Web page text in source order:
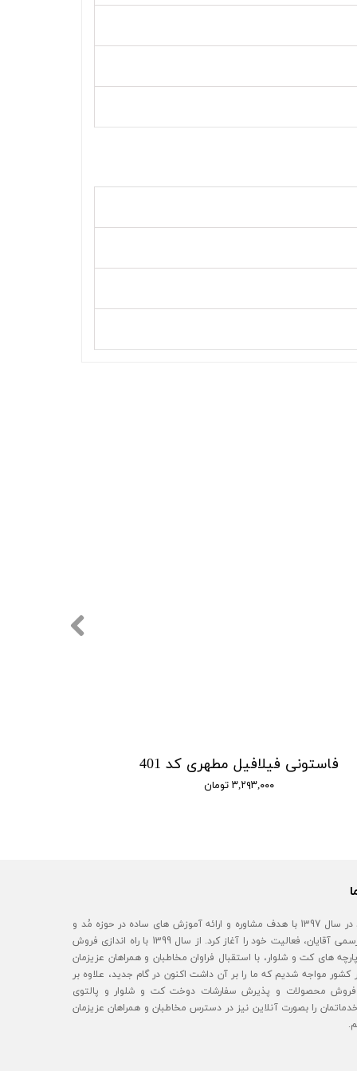
فاستونی فیلافیل مطهری کد 401
۳,۲۹۳,۰۰۰ تومان
آقای مُد در سال 1397 با هدف مشاوره و ارائه آموزش های ساده در حوزه مُد و
استایل رسمی آقایان، فعالیت خود را آغاز کرد. از سال 1399 با راه اندازی فروش
های کت و شلوار، با استقبال فراوان مخاطبان و همراهان عزیزمان
کشور مواجه شدیم که ما را بر آن داشت اکنون در گام جدید، علاوه بر
محصولات و پذیرش سفارشات دوخت کت و شلوار و پالتوی
خدماتمان را بصورت آنلاین نیز در دسترس مخاطبان و همراهان عزیزمان